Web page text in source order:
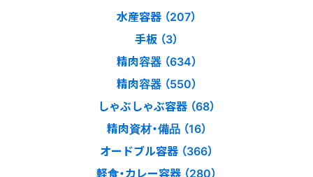
水産容器 （207）
手板 （3）
精肉容器 （634）
精肉容器 （550）
しゃぶしゃぶ容器 （68）
精肉資材・備品 （16）
オードブル容器 （366）
軽食・カレー容器 （280）